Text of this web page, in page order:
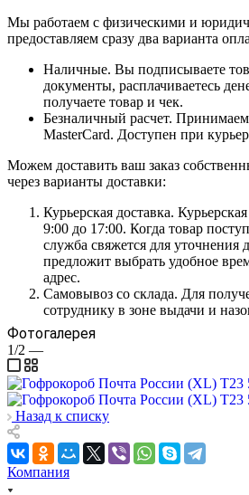
Мы работаем с физическими и
предоставляем сразу два варианта
Наличные. Вы подписываете
документы, расплачиваетесь
получаете товар и чек.
Безналичный расчет.
MasterCard. Доступен при
Можем доставить ваш заказ
через варианты доставки:
Курьерская доставка.
9:00 до 17:00. Когда товар
служба свяжется для уточнения
предложит выбрать удобное
адрес.
Самовывоз со склада. Для
сотруднику в зоне выдачи и
Фотогалерея
1/2 —
Назад к списку
Компания